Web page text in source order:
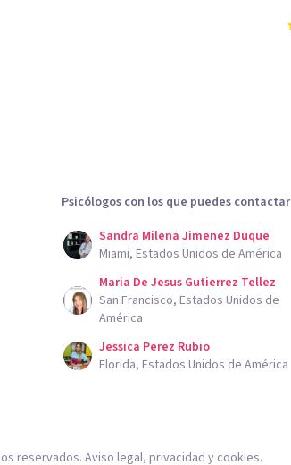
Psicólogos con los que puedes contactar
Sandra Milena Jimenez Duque
Miami, Estados Unidos de América
Maria De Jesus Gutierrez Tellez
San Francisco, Estados Unidos de
América
Jessica Perez Rubio
Florida, Estados Unidos de América
reservados. Aviso legal, privacidad y cookies.